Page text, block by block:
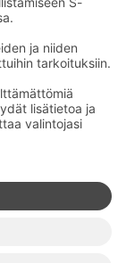
uutiskirje
uusimmat
sähköpostiisi
somessa
Sokos
Hotels